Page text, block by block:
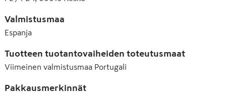
Valmistusmaa
Espanja
Tuotteen tuotantovaiheiden toteutusmaat
Viimeinen valmistusmaa Portugali
Pakkausmerkinnät